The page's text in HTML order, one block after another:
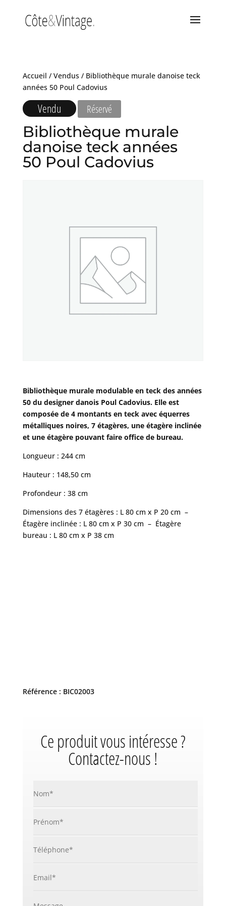
Accueil / Vendus/ Bibliothèque murale danoise teck
années 50 Poul Cadovius
Vendu Réservé
Bibliothèque murale
danoise teck années
50 Poul Cadovius
Bibliothèque murale modulable en teck des années
50 du designer danois Poul Cadovius. Elle est
composée de 4 montants en teck avec équerres
métalliques noires, 7 étagères, une étagère inclinée
et une étagère pouvant faire office de bureau.
Longueur : 244 cm
Hauteur : 148,50 cm
Profondeur : 38 cm
Dimensions des 7 étagères : L 80 cm x P 20 cm –
Étagère inclinée : L 80 cm x P 30 cm – Étagère
bureau : L 80 cm x P 38 cm
Référence : BIC02003
Ce produit vous intéresse ?
Contactez-nous !